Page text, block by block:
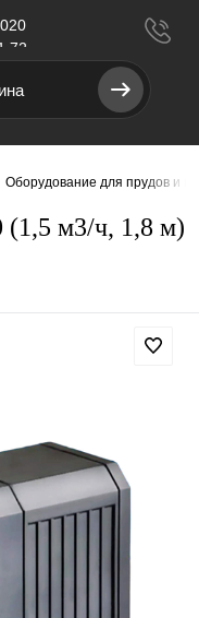
72
Оборудование для прудов и
(1,5 м3/ч, 1,8 м)